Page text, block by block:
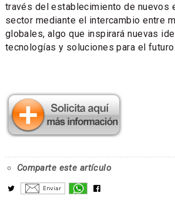
través del establecimiento de nuevos
sector mediante el intercambio entre
globales, algo que inspirará nuevas
tecnologías y soluciones para el futuro.
Comparte este artículo